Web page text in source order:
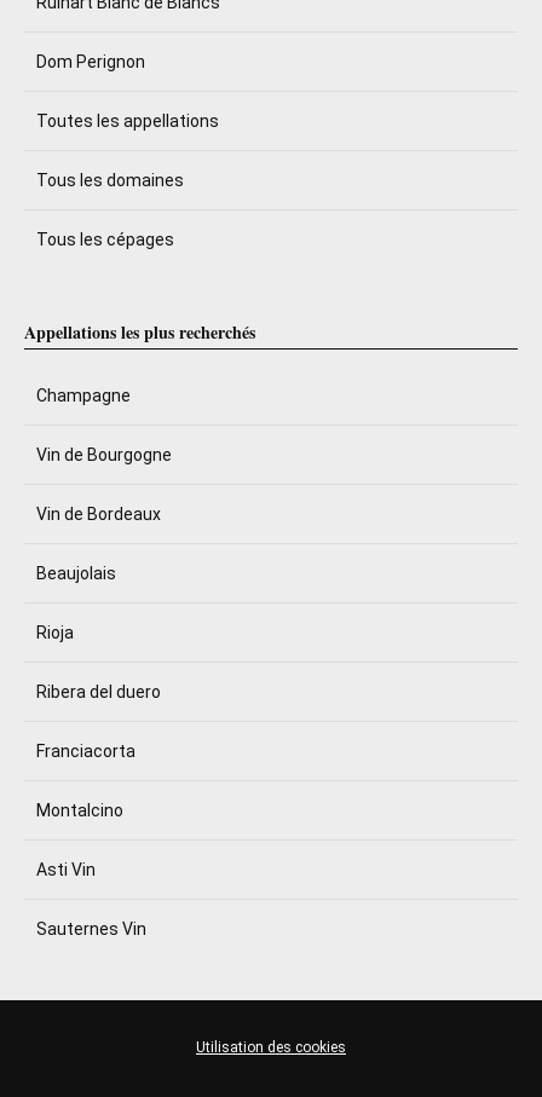
Dom Perignon
Toutes les appellations
Tous les domaines
Tous les cépages
Appellations les plus recherchés
Champagne
Vin de Bourgogne
Vin de Bordeaux
Beaujolais
Rioja
Ribera del duero
Franciacorta
Montalcino
Asti Vin
Sauternes Vin
Utilisation des cookies